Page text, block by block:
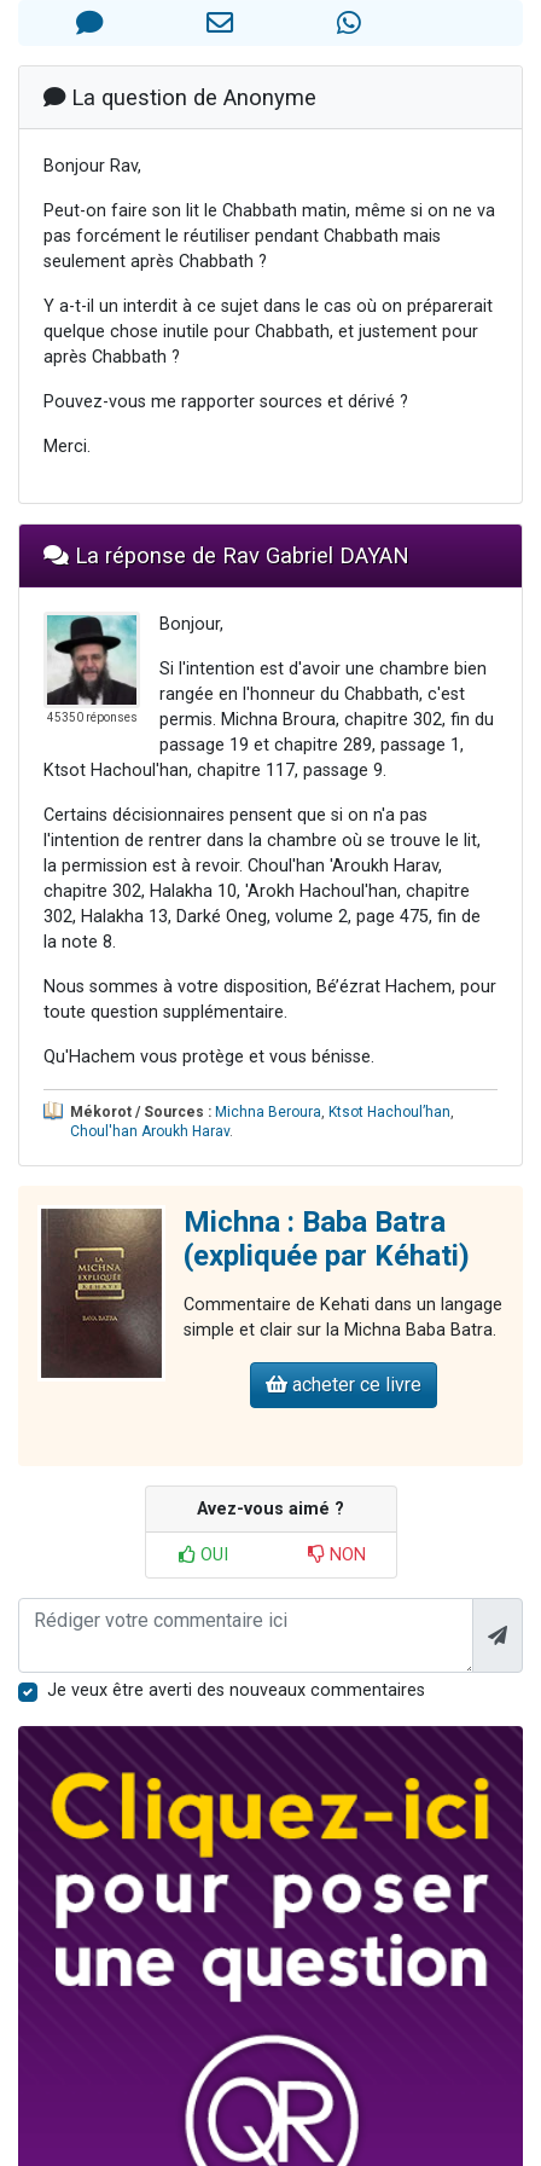
Lisbel Esther vient de donner son Maasser
3 personnes viennent de faire un don pour Événements Torah-Box
La question de Anonyme
Bonjour Rav,
Peut-on faire son lit le Chabbath matin, même si on ne va
pas forcément le réutiliser pendant Chabbath mais
seulement après Chabbath ?
Y a-t-il un interdit à ce sujet dans le cas où on préparerait
quelque chose inutile pour Chabbath, et justement pour
après Chabbath ?
Pouvez-vous me rapporter sources et dérivé ?
Merci.
La réponse de Rav Gabriel DAYAN
45350 réponses
Bonjour,
Si l'intention est d'avoir une chambre bien
rangée en l'honneur du Chabbath, c'est
permis. Michna Broura, chapitre 302, fin du
passage 19 et chapitre 289, passage 1,
Ktsot Hachoul'han, chapitre 117, passage 9.
Certains décisionnaires pensent que si on n'a pas
l'intention de rentrer dans la chambre où se trouve le lit,
la permission est à revoir. Choul'han 'Aroukh Harav,
chapitre 302, Halakha 10, 'Arokh Hachoul'han, chapitre
302, Halakha 13, Darké Oneg, volume 2, page 475, fin de
la note 8.
Nous sommes à votre disposition, Bé’ézrat Hachem, pour
toute question supplémentaire.
Qu'Hachem vous protège et vous bénisse.
Mékorot / Sources : Michna Beroura, Ktsot Hachoul’han,
Choul'han Aroukh Harav.
Michna : Baba Batra
(expliquée par Kéhati)
Commentaire de Kehati dans un langage
simple et clair sur la Michna Baba Batra.
acheter ce livre
Avez-vous aimé ?
OUI NON
Je veux être averti des nouveaux commentaires